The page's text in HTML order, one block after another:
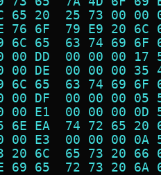
65 20  25 73 00
76 6F  79 E9 20
6C 65  63 74 69
00 DD  00 00 00
00 DE  00 00 00
6C 65  63 74 69
00 DF  00 00 00
00 E1  00 00 00
6E EA  74 72 65
00 E3  00 00 00
20 6C  65 73 20
72 6E 69